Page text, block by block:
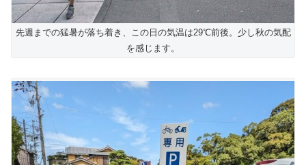
先週までの猛暑が落ち着き、この日の気温は29℃前後。少し秋の気配
を感じます。